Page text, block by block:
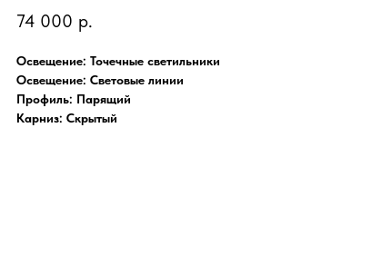
74 000 р.
Освещение: Точечные светильники
Освещение: Световые линии
Профиль: Парящий
Карниз: Скрытый